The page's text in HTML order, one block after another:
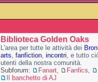
Biblioteca Golden Oaks
L'area per tutte le attività dei
arts, fanfiction, incontri, e tutto
utenti della nostra comunità.
Subforum:
Fanart, Fanfics,
Il banchetto di AJ